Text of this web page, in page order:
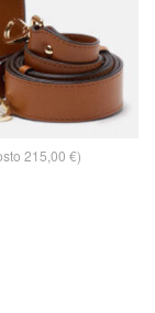
215,00 €)